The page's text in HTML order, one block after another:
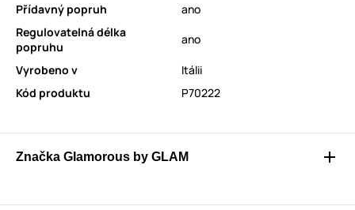
Přídavný popruh
ano
Regulovatelná délka
popruhu
ano
Vyrobeno v
Itálii
Kód produktu
P70222
Značka Glamorous by GLAM